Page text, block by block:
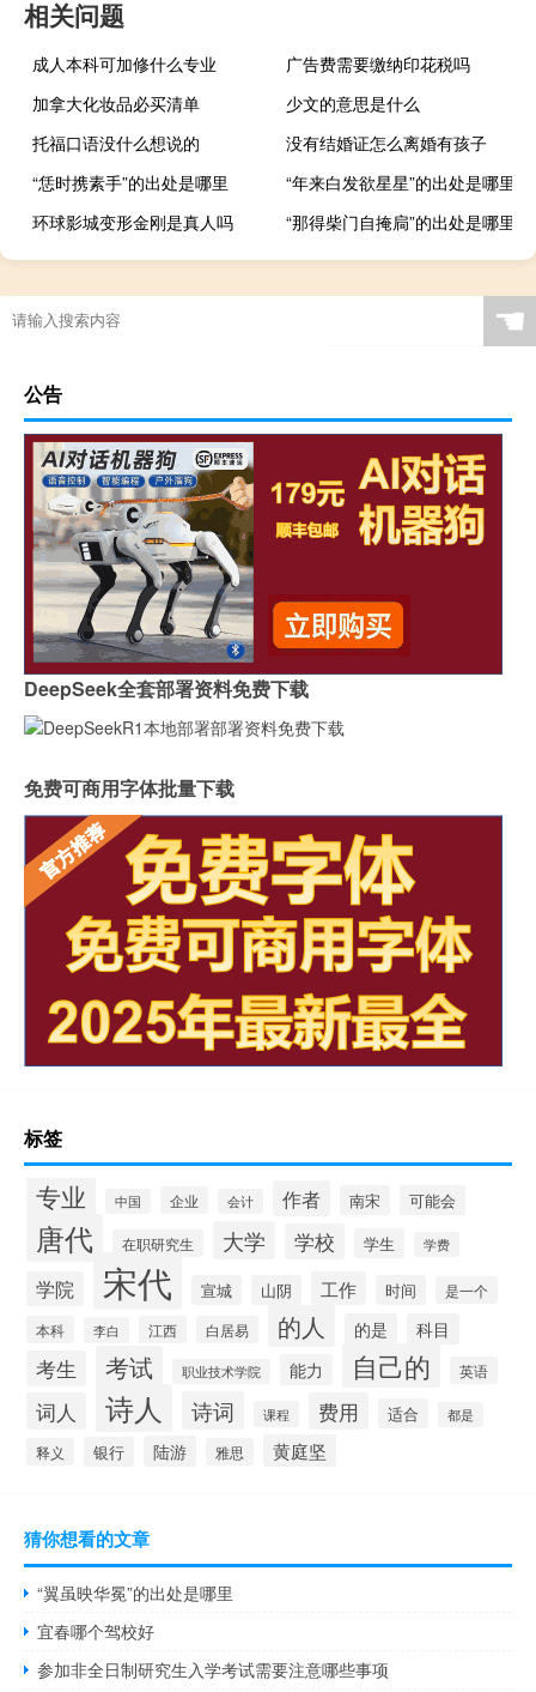
相关问题
成人本科可加修什么专业
广告费需要缴纳印花税吗
加拿大化妆品必买清单
少文的意思是什么
托福口语没什么想说的
没有结婚证怎么离婚有孩子
“恁时携素手”的出处是哪里
“年来白发欲星星”的出处是哪里
环球影城变形金刚是真人吗
“那得柴门自掩扃”的出处是哪里
☚
公告
DeepSeek全套部署资料免费下载
免费可商用字体批量下载
标签
专业 中国 企业 会计 作者 南宋 可能会
唐代 在职研究生 大学 学校 学生 学费
学院 宋代 宣城 山阴 工作 时间
是一个
本科
李白 江西 白居易 的人 的是 科目
考生 考试 职业技术学院 能力 自己的 英语
词人 诗人 诗词 课程 费用 适合 都是
释义 银行 陆游 雅思 黄庭坚
猜你想看的文章
“翼虽映华冕”的出处是哪里
宜春哪个驾校好
参加非全日制研究生入学考试需要注意哪些事项